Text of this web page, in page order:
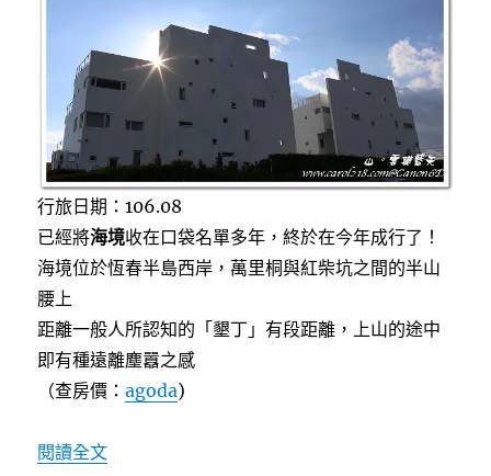
選
擇〉
行旅日期：106.08
已經將海境收在口袋名單多年，終於在今年成行了！
海境位於恆春半島西岸，萬里桐與紅柴坑之間的半山
腰上
距離一般人所認知的「墾丁」有段距離，上山的途中
即有種遠離塵囂之感
（查房價：agoda)
閱讀全文〈[墾丁民宿]海境渡假民宿～欣賞海景日出和夕